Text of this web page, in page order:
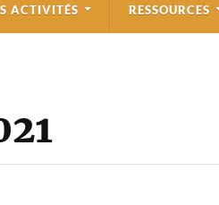
ACTIVITÉS RESSOURCES